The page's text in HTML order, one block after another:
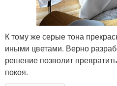
К тому же серые тона
иными цветами. Верно
решение позволит
покоя.